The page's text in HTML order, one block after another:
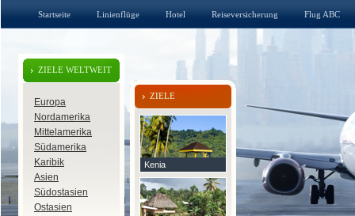
Startseite Linienflüge Hotel Reiseversicherung Flug ABC
ZIELE WELTWEIT
Europa
Nordamerika
Mittelamerika
Südamerika
Karibik
Asien
Südostasien
Ostasien
ZIELE
Kenia